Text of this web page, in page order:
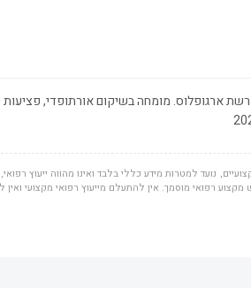
ארגופלוס. מומחה בשיקום אורתופדי, פציעות
נועד למטרות מידע כללי בלבד ואינו מהווה ייעוץ
רפואי מוסמך. אין להתעלם מייעוץ רפואי מקצועי